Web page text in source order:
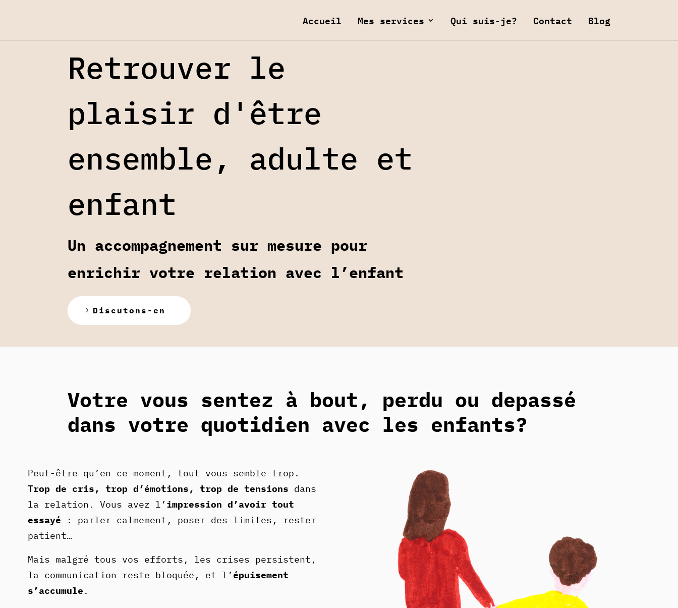
Accueil Mes services Qui suis-je? Contact Blog
Retrouver le
plaisir d'être
ensemble, adulte et
enfant
Un accompagnement sur mesure pour
enrichir votre relation avec l’enfant
Discutons-en
Votre vous sentez à bout, perdu ou depassé
dans votre quotidien avec les enfants?
Peut-être qu’en ce moment, tout vous semble trop.
Trop de cris, trop d’émotions, trop de tensions dans
la relation. Vous avez l’impression d’avoir tout
essayé : parler calmement, poser des limites, rester
patient…
Mais malgré tous vos efforts, les crises persistent,
la communication reste bloquée, et l’épuisement
s’accumule .